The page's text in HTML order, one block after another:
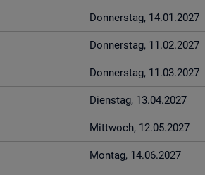
Don­ners­tag, 14.01.2027
Don­ners­tag, 11.02.2027
Don­ners­tag, 11.03.2027
Diens­tag, 13.04.2027
Mitt­woch, 12.05.2027
Mon­tag, 14.06.2027